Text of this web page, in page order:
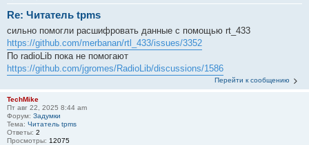
Re: Читатель tpms
сильно помогли расшифровать данные с помощью rt_433
https://github.com/merbanan/rtl_433/issues/3352
По radioLib пока не помогают
https://github.com/jgromes/RadioLib/discussions/1586
Перейти к сообщению
TechMike
Пт авг 22, 2025 8:44 am
Форум: Задумки
Тема: Читатель tpms
Ответы: 2
Просмотры: 12075